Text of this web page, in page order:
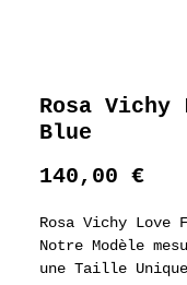
Rosa Vichy
Blue
140,00 €Prix
Rosa Vichy Love
Notre Modèle
une Taille